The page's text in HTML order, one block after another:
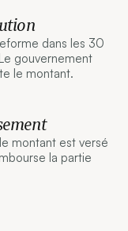
dans les 30
gouvernement
le montant.
montant est versé
la partie